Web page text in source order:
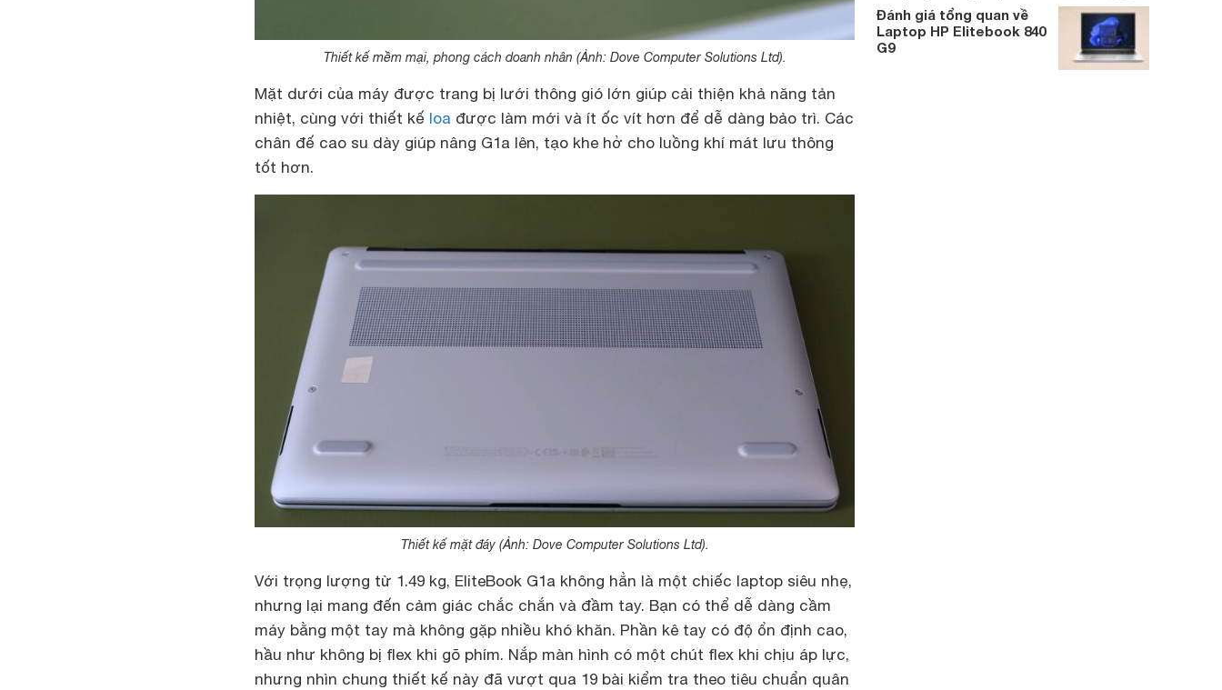
Thiết kế mềm mại, phong cách doanh nhân (Ảnh: Dove Computer Solutions Ltd).
Mặt dưới của máy được trang bị lưới thông gió lớn giúp cải thiện khả năng tản
nhiệt, cùng với thiết kế loa được làm mới và ít ốc vít hơn để dễ dàng bảo trì. Các
chân đế cao su dày giúp nâng G1a lên, tạo khe hở cho luồng khí mát lưu thông
tốt hơn.
Thiết kế mặt đáy (Ảnh: Dove Computer Solutions Ltd).
Với trọng lượng từ 1.49 kg, EliteBook G1a không hẳn là một chiếc laptop siêu nhẹ,
nhưng lại mang đến cảm giác chắc chắn và đầm tay. Bạn có thể dễ dàng cầm
máy bằng một tay mà không gặp nhiều khó khăn. Phần kê tay có độ ổn định cao,
hầu như không bị flex khi gõ phím. Nắp màn hình có một chút flex khi chịu áp lực,
nhưng nhìn chung thiết kế này đã vượt qua 19 bài kiểm tra theo tiêu chuẩn quân
Đánh giá tổng quan về
Laptop HP Elitebook 840
G9